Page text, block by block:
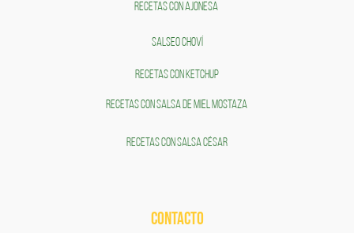
RECETAS CON AJONESA
SALSEO CHOVÍ
RECETAS CON KETCHUP
RECETAS CON SALSA DE MIEL MOSTAZA
RECETAS CON SALSA CÉSAR
CONTACTO